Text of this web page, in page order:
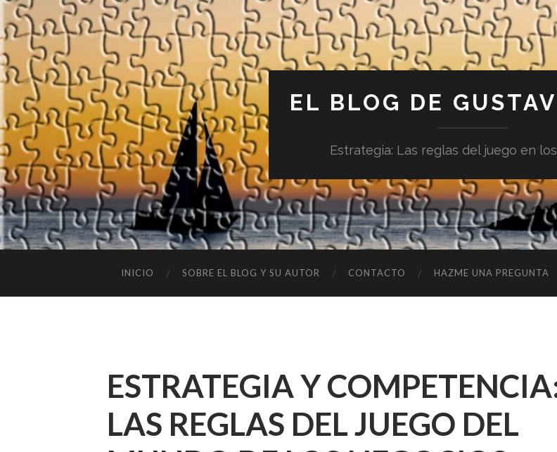
EL BLOG DE
Estrategia: Las reglas del juego en
INICIO SOBRE EL BLOG Y SU AUTOR CONTACTO HAZME UNA PREGUNTA
ESTRATEGIA Y
LAS REGLAS DEL JUEGO DEL